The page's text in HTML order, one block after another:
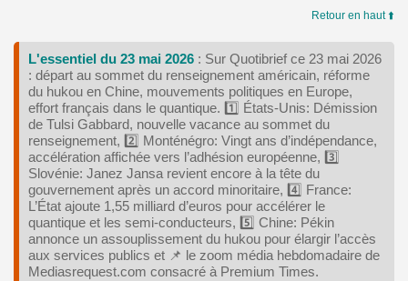
Retour en haut ⬆️
L'essentiel du 23 mai 2026 : Sur Quotibrief ce 23 mai 2026
: départ au sommet du renseignement américain, réforme
du hukou en Chine, mouvements politiques en Europe,
effort français dans le quantique. 1️⃣ États-Unis: Démission
de Tulsi Gabbard, nouvelle vacance au sommet du
renseignement, 2️⃣ Monténégro: Vingt ans d’indépendance,
accélération affichée vers l’adhésion européenne, 3️⃣
Slovénie: Janez Jansa revient encore à la tête du
gouvernement après un accord minoritaire, 4️⃣ France:
L’État ajoute 1,55 milliard d’euros pour accélérer le
quantique et les semi-conducteurs, 5️⃣ Chine: Pékin
annonce un assouplissement du hukou pour élargir l’accès
aux services publics et 📌 le zoom média hebdomadaire de
Mediasrequest.com consacré à Premium Times.